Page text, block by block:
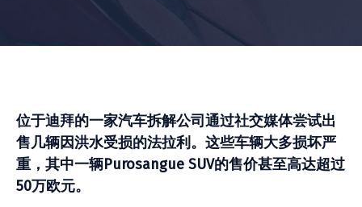
位于迪拜的一家汽车拆解公司通过社交媒体尝试出
售几辆因洪水受损的法拉利。 这些车辆大多损坏严
重，其中一辆Purosangue SUV的售价甚至高达超过
50万欧元。